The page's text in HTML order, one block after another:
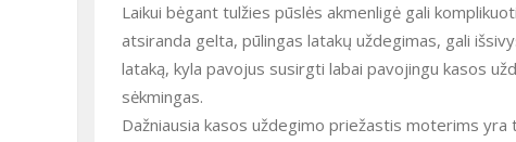
Laikui bėgant tulžies pūslės akmenligė gali
atsiranda gelta, pūlingas latakų uždegimas, gali
lataką, kyla pavojus susirgti labai pavojingu kasos
sėkmingas.
Dažniausia kasos uždegimo priežastis moterims yra